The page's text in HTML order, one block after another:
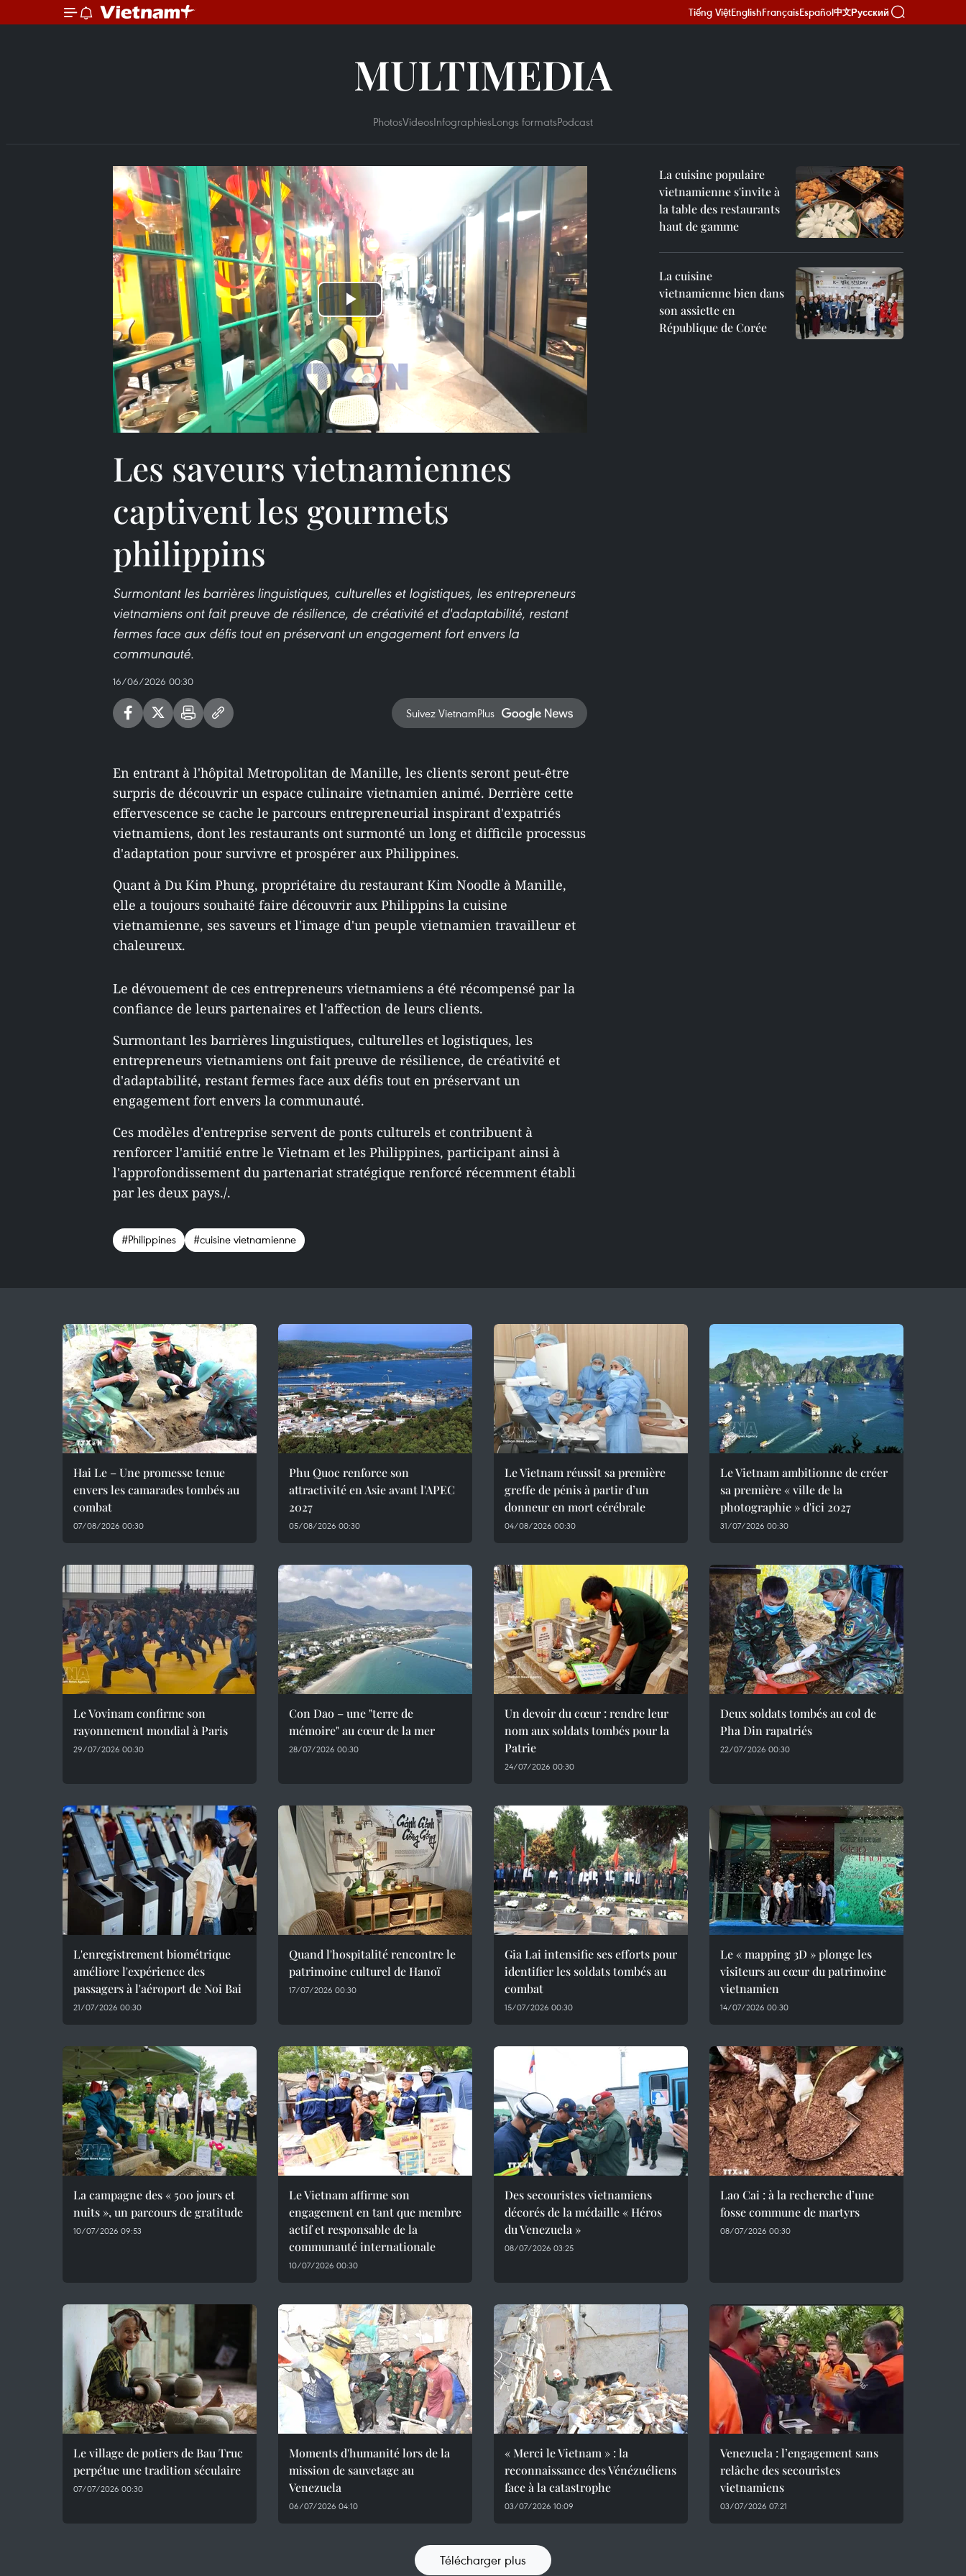
Tiếng ViệtEnglishFrançaisEspañol中文Русский
MULTIMEDIA
PhotosVideosInfographiesLongs formatsPodcast
Play
Video
Les saveurs vietnamiennes
captivent les gourmets
philippins
Surmontant les barrières linguistiques, culturelles et logistiques, les entrepreneurs
vietnamiens ont fait preuve de résilience, de créativité et d'adaptabilité, restant
fermes face aux défis tout en préservant un engagement fort envers la
communauté.
16/06/2026 00:30
Suivez VietnamPlus
En entrant à l'hôpital Metropolitan de Manille, les clients seront peut-être
surpris de découvrir un espace culinaire vietnamien animé. Derrière cette
effervescence se cache le parcours entrepreneurial inspirant d'expatriés
vietnamiens, dont les restaurants ont surmonté un long et difficile processus
d'adaptation pour survivre et prospérer aux Philippines.
Quant à Du Kim Phung, propriétaire du restaurant Kim Noodle à Manille,
elle a toujours souhaité faire découvrir aux Philippins la cuisine
vietnamienne, ses saveurs et l'image d'un peuple vietnamien travailleur et
chaleureux.
Le dévouement de ces entrepreneurs vietnamiens a été récompensé par la
confiance de leurs partenaires et l'affection de leurs clients.
Surmontant les barrières linguistiques, culturelles et logistiques, les
entrepreneurs vietnamiens ont fait preuve de résilience, de créativité et
d'adaptabilité, restant fermes face aux défis tout en préservant un
engagement fort envers la communauté.
Ces modèles d'entreprise servent de ponts culturels et contribuent à
renforcer l'amitié entre le Vietnam et les Philippines, participant ainsi à
l'approfondissement du partenariat stratégique renforcé récemment établi
par les deux pays./.
#Philippines #cuisine vietnamienne
La cuisine populaire
vietnamienne s'invite à
la table des restaurants
haut de gamme
La cuisine
vietnamienne bien dans
son assiette en
République de Corée
Hai Le – Une promesse tenue
envers les camarades tombés au
combat
07/08/2026 00:30
Phu Quoc renforce son
attractivité en Asie avant l'APEC
2027
05/08/2026 00:30
Le Vietnam réussit sa première
greffe de pénis à partir d’un
donneur en mort cérébrale
04/08/2026 00:30
Le Vietnam ambitionne de créer
sa première « ville de la
photographie » d'ici 2027
31/07/2026 00:30
Le Vovinam confirme son
rayonnement mondial à Paris
29/07/2026 00:30
Con Dao – une "terre de
mémoire" au cœur de la mer
28/07/2026 00:30
Un devoir du cœur : rendre leur
nom aux soldats tombés pour la
Patrie
24/07/2026 00:30
Deux soldats tombés au col de
Pha Din rapatriés
22/07/2026 00:30
L'enregistrement biométrique
améliore l'expérience des
passagers à l'aéroport de Noi Bai
21/07/2026 00:30
Quand l'hospitalité rencontre le
patrimoine culturel de Hanoï
17/07/2026 00:30
Gia Lai intensifie ses efforts pour
identifier les soldats tombés au
combat
15/07/2026 00:30
Le « mapping 3D » plonge les
visiteurs au cœur du patrimoine
vietnamien
14/07/2026 00:30
La campagne des « 500 jours et
nuits », un parcours de gratitude
10/07/2026 09:53
Le Vietnam affirme son
engagement en tant que membre
actif et responsable de la
communauté internationale
10/07/2026 00:30
Des secouristes vietnamiens
décorés de la médaille « Héros
du Venezuela »
08/07/2026 03:25
Lao Cai : à la recherche d’une
fosse commune de martyrs
08/07/2026 00:30
Le village de potiers de Bau Truc
perpétue une tradition séculaire
07/07/2026 00:30
Moments d'humanité lors de la
mission de sauvetage au
Venezuela
06/07/2026 04:10
« Merci le Vietnam » : la
reconnaissance des Vénézuéliens
face à la catastrophe
03/07/2026 10:09
Venezuela : l’engagement sans
relâche des secouristes
vietnamiens
03/07/2026 07:21
Télécharger plus